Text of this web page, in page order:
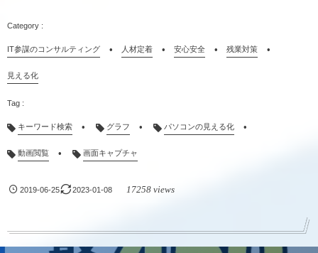
IT参謀のコンサルティング 人材定着 安心安全 残業対策
見える化
キーワード検索 グラフ パソコンの見える化
動画閲覧 画面キャプチャ
2019-06-25 2023-01-08 17258 views